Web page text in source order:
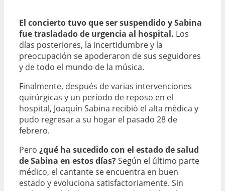
El concierto tuvo que ser suspendido y Sabina
fue trasladado de urgencia al hospital. Los
días posteriores, la incertidumbre y la
preocupación se apoderaron de sus seguidores
y de todo el mundo de la música.
Finalmente, después de varias intervenciones
quirúrgicas y un período de reposo en el
hospital, Joaquín Sabina recibió el alta médica y
pudo regresar a su hogar el pasado 28 de
febrero.
Pero ¿qué ha sucedido con el estado de salud
de Sabina en estos días?Según el último parte
médico, el cantante se encuentra en buen
estado y evoluciona satisfactoriamente. Sin